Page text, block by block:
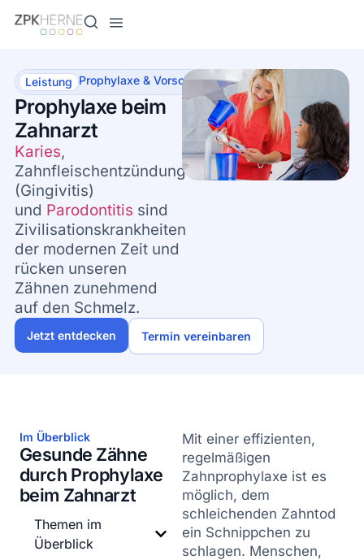
springen
Leistung Prophylaxe & Vorsorge
Prophylaxe beim
Zahnarzt
Karies,
Zahnfleischentzündungen
(Gingivitis)
und Parodontitis sind
Zivilisationskrankheiten
der modernen Zeit und
rücken unseren
Zähnen zunehmend
auf den Schmelz.
Jetzt entdecken Termin vereinbaren
Im Überblick
Gesunde Zähne
durch Prophylaxe
beim Zahnarzt
Themen im
Überblick
Mit einer effizienten,
regelmäßigen
Zahnprophylaxe ist es
möglich, dem
schleichenden Zahntod
ein Schnippchen zu
schlagen. Menschen,